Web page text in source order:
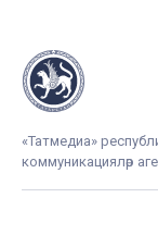
«Татмедиа»
коммуникацияләр